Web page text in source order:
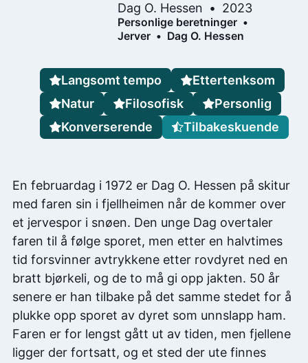
Dag O. Hessen 2023
Personlige beretninger
Jerver
Dag O. Hessen
En februardag i 1972 er Dag O. Hessen på skitur
med faren sin i fjellheimen når de kommer over
et jervespor i snøen. Den unge Dag overtaler
faren til å følge sporet, men etter en halvtimes
tid forsvinner avtrykkene etter rovdyret ned en
bratt bjørkeli, og de to må gi opp jakten. 50 år
senere er han tilbake på det samme stedet for å
plukke opp sporet av dyret som unnslapp ham.
Faren er for lengst gått ut av tiden, men fjellene
ligger der fortsatt, og et sted der ute finnes
Langsomt tempo
Ettertenksom
Natur
Filosofisk
Personlig
Konverserende
Tilbakeskuende